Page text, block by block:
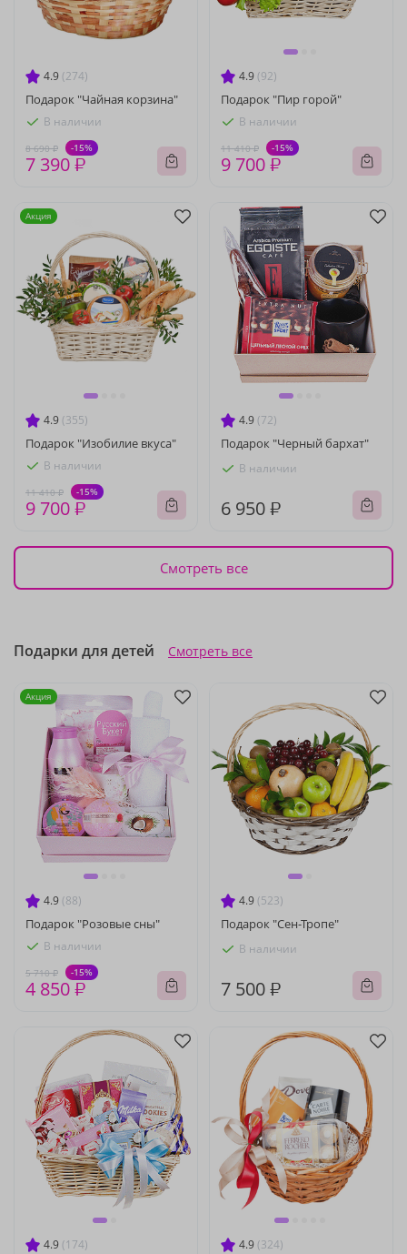
4.9 (274)
Подарок "Чайная корзина"
В наличии
8 690 ₽ -15%
7 390 ₽
4.9 (92)
Подарок "Пир горой"
В наличии
11 410 ₽ -15%
9 700 ₽
4.9 (355)
Подарок "Изобилие вкуса"
В наличии
11 410 ₽ -15%
9 700 ₽
Акция
4.9 (72)
Подарок "Черный бархат"
В наличии
6 950 ₽
Смотреть все
Подарки для детей Смотреть все
4.9 (88)
Подарок "Розовые сны"
В наличии
5 710 ₽ -15%
4 850 ₽
Акция
4.9 (523)
Подарок "Сен-Тропе"
В наличии
7 500 ₽
4.9 (174) 4.9 (324)